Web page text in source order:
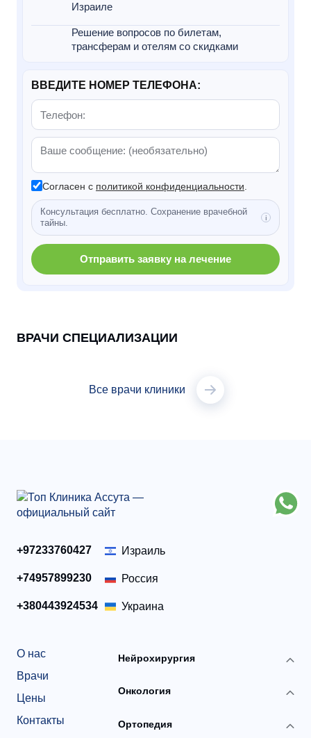
ВВЕДИТЕ НОМЕР ТЕЛЕФОНА:
Согласен с политикой конфиденциальности.
Консультация бесплатно. Сохранение врачебной
тайны.
Отправить заявку на лечение
Израиле
Решение вопросов по билетам,
трансферам и отелям со скидками
ВРАЧИ СПЕЦИАЛИЗАЦИИ
Все врачи клиники
+97233760427 Израиль
+74957899230 Россия
+380443924534 Украина
О нас
Врачи
Цены
Контакты
Нейрохирургия
Онкология
Ортопедия